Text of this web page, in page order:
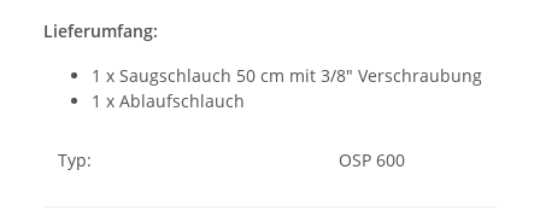
Lieferumfang:
1 x Saugschlauch 50 cm mit 3/8" Verschraubung
1 x Ablaufschlauch
Typ: OSP 600